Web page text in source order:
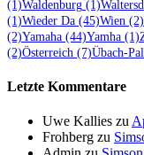
(1)Waldenburg (1)
(1)Wieder Da (45)Wien (2)
(2)Yamaha (44)Yamha (1)
(2)Österreich (7)Übach-
Letzte Kommentare
Uwe Kallies zu
Frohberg zu